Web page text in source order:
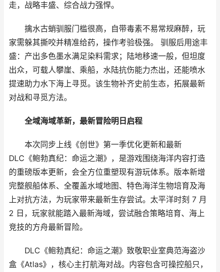
走，战略丰盛、综合战力强悍。
擒水古蛸驯服门槛很高，自带毒素不易常规麻醉，玩
家需躲其撕咬并精准给药，操作考验极强。 驯服后用途丰
盛：产出多色墨水满足染料需求；陆地移速一般，但坦度
出众，可载人攀崖、乘船，水陆抗伤能力杰出，还能喷水
提速助力水下海上寻觅。该生物补齐史前生态，拓展最新
对战和寻觅方法。
全域海域革新，最新冒险明日启程
本次同步上线《创世》第一季优化更新和最新
DLC《鲍勃真纪：命运之潮》，是游戏围绕海洋内容打造
的重磅版本更新，会全方位重塑现有游玩体系。版本新增
完整舰船体系、全覆盖水域地图、特色海洋生物培育及海
上对抗方法，为玩家带来最新生存尝试。太平洋时刻 7 月
2 日，玩家就能踏入最新海域，尝试融合策略培育、海上
竞技的方舟最新冒险。
DLC《鲍勃真纪：命运之潮》致敬职业室典范海盗沙
盒《Atlas》，核心主打航海对战。内容包含可操控船只，